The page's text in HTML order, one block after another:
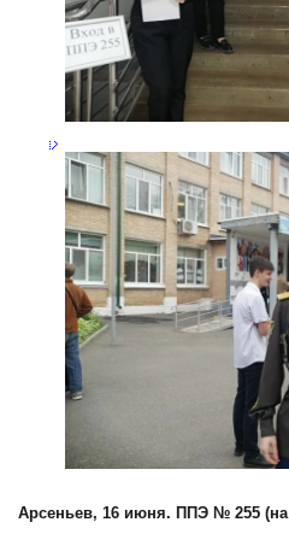
Арсеньев, 16 июня. ППЭ № 255